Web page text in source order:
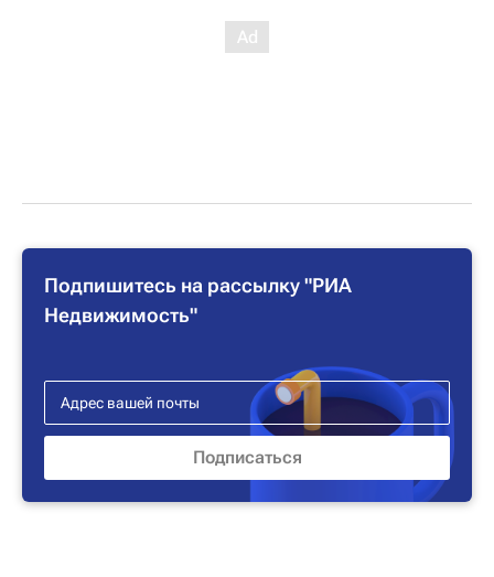
Подпишитесь на рассылку "РИА
Недвижимость"